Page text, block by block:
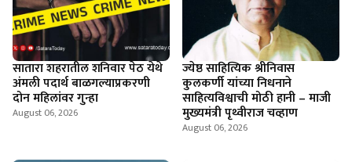
सातारा शहरातील शनिवार पेठ येथे
अंमली पदार्थ बाळगल्याप्रकरणी
दोन महिलांवर गुन्हा
August 06, 2026
ज्येष्ठ साहित्यिक श्रीनिवास
कुलकर्णी यांच्या निधनाने
साहित्यविश्वाची मोठी हानी – माजी
मुख्यमंत्री पृथ्वीराज चव्हाण
August 06, 2026